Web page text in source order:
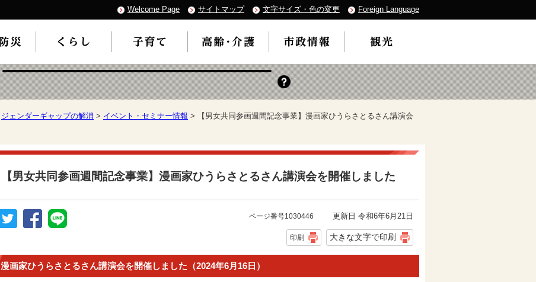
Welcome Page サイトマップ 文字サイズ・色の変更 Foreign Language
ジェンダーギャップの解消 > イベント・セミナー情報 > 【男女共同参画週間記念事業】漫画家ひうらさとるさん講演会
【男女共同参画週間記念事業】漫画家ひうらさとるさん講演会を開催しました
ページ番号1030446 更新日 令和6年6月21日
印刷 大きな文字で印刷
漫画家ひうらさとるさん講演会を開催しました（2024年6月16日）